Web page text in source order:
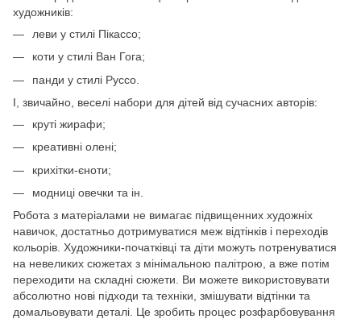
художників:
леви у стилі Пікассо;
коти у стилі Ван Гога;
панди у стилі Руссо.
І, звичайно, веселі набори для дітей від сучасних авторів:
круті жирафи;
креативні олені;
крихітки-єноти;
модниці овечки та ін.
Робота з матеріалами не вимагає підвищенних художніх
навичок, достатньо дотримуватися меж відтінків і переходів
кольорів. Художники-початківці та діти можуть потренуватися
на невеликих сюжетах з мінімальною палітрою, а вже потім
переходити на складні сюжети. Ви можете використовувати
абсолютно нові підходи та техніки, змішувати відтінки та
домальовувати деталі. Це зробить процес розфарбовування